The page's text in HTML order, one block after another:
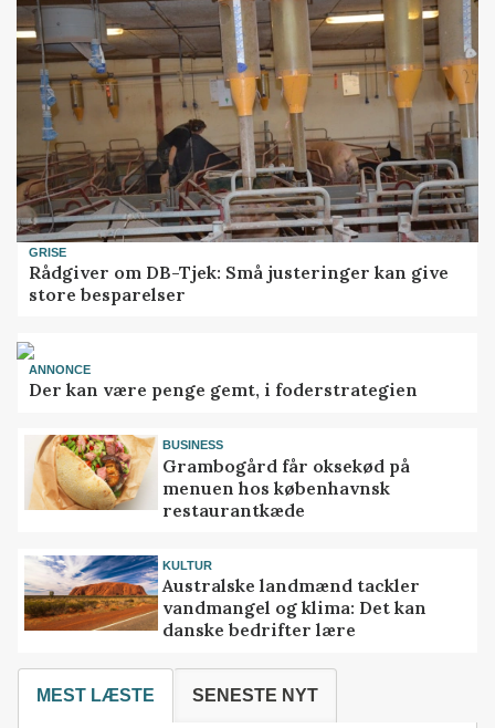
GRISE
Rådgiver om DB-Tjek: Små justeringer kan give
store besparelser
ANNONCE
Der kan være penge gemt, i foderstrategien
BUSINESS
Grambogård får oksekød på
menuen hos københavnsk
restaurantkæde
KULTUR
Australske landmænd tackler
vandmangel og klima: Det kan
danske bedrifter lære
MEST LÆSTE SENESTE NYT